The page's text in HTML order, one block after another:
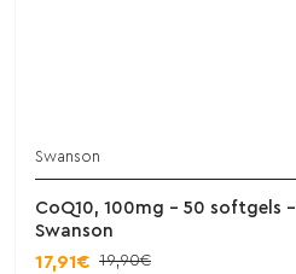
Swanson
CoQ10, 100mg - 50 softgels -
Swanson
17,91€ 19,90€